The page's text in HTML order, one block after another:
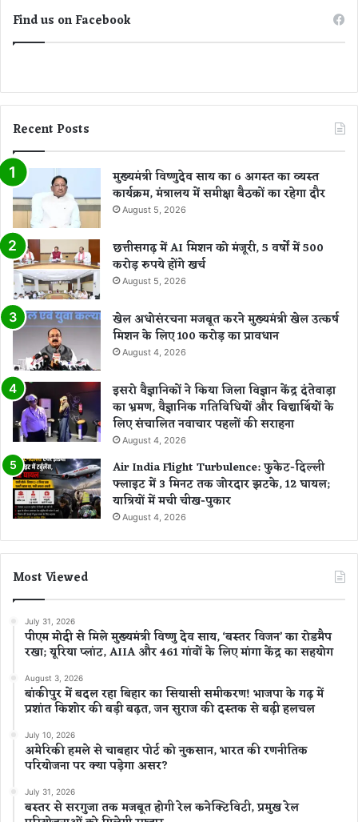
Find us on Facebook
Recent Posts
मुख्यमंत्री विष्णुदेव साय का 6 अगस्त का व्यस्त
कार्यक्रम, मंत्रालय में समीक्षा बैठकों का रहेगा दौर
August 5, 2026
छत्तीसगढ़ में AI मिशन को मंजूरी, 5 वर्षों में 500
करोड़ रुपये होंगे खर्च
August 5, 2026
खेल अधोसंरचना मजबूत करने मुख्यमंत्री खेल उत्कर्ष
मिशन के लिए 100 करोड़ का प्रावधान
August 4, 2026
इसरो वैज्ञानिकों ने किया जिला विज्ञान केंद्र दंतेवाड़ा
का भ्रमण, वैज्ञानिक गतिविधियों और विद्यार्थियों के
लिए संचालित नवाचार पहलों की सराहना
August 4, 2026
Air India Flight Turbulence: फुकेट-दिल्ली
फ्लाइट में 3 मिनट तक जोरदार झटके, 12 घायल;
यात्रियों में मची चीख-पुकार
August 4, 2026
Most Viewed
July 31, 2026
पीएम मोदी से मिले मुख्यमंत्री विष्णु देव साय, ‘बस्तर विजन’ का रोडमैप
रखा; यूरिया प्लांट, AIIA और 461 गांवों के लिए मांगा केंद्र का सहयोग
August 3, 2026
बांकीपुर में बदल रहा बिहार का सियासी समीकरण! भाजपा के गढ़ में
प्रशांत किशोर की बड़ी बढ़त, जन सुराज की दस्तक से बढ़ी हलचल
July 10, 2026
अमेरिकी हमले से चाबहार पोर्ट को नुकसान, भारत की रणनीतिक
परियोजना पर क्या पड़ेगा असर?
July 31, 2026
बस्तर से सरगुजा तक मजबूत होगी रेल कनेक्टिविटी, प्रमुख रेल